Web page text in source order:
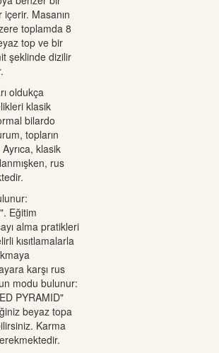
Masanın
toplamda 8
top ve bir
şeklinde dizilir
oldukça
klasik
bilardo
topların
klasik
rus
Eğitim
alma pratikleri
kısıtlamalarla
karşı rus
modu bulunur:
PYRAMID"
beyaz topa
Karma